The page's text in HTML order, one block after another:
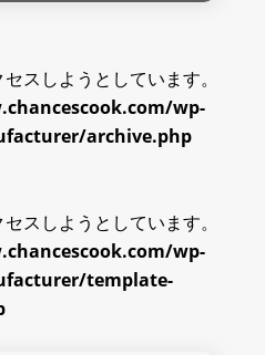
スしようとしています。
wp-
archive.php
スしようとしています。
wp-
template-